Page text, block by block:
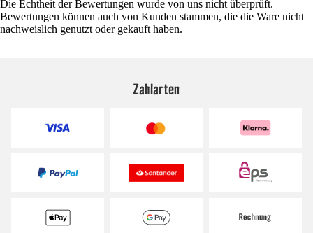
Die Echtheit der Bewertungen wurde von uns nicht überprüft.
Bewertungen können auch von Kunden stammen, die die Ware nicht
nachweislich genutzt oder gekauft haben.
Zahlarten